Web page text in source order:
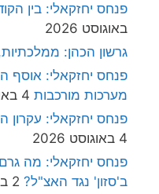
פנחס יחזקאלי: בין
באוגוסט 2026
גרשון הכהן:
פנחס יחזקאלי: אוסף
מערכות מורכבות 4 באוגוסט 2026
פנחס יחזקאלי: עקרון
4 באוגוסט 2026
פנחס יחזקאלי: מה
ב'סזון' נגד האצ"ל? 2 באוגוסט 2026